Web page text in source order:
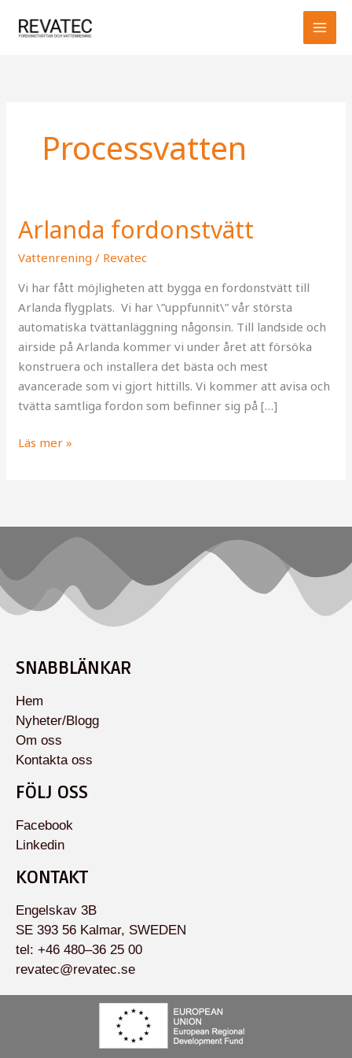
Processvatten
Arlanda fordonstvätt
Vattenrening / Revatec
Vi har fått möjligheten att bygga en fordonstvätt till
Arlanda flygplats. Vi har \”uppfunnit\” vår största
automatiska tvättanläggning någonsin. Till landside och
airside på Arlanda kommer vi under året att försöka
konstruera och installera det bästa och mest
avancerade som vi gjort hittills. Vi kommer att avisa och
tvätta samtliga fordon som befinner sig på […]
Arlanda
fordonstvätt
Läs mer »
SNABBLÄNKAR
Hem
Nyheter/Blogg
Om oss
Kontakta oss
FÖLJ OSS
Facebook
Linkedin
KONTAKT
Engelskav 3B
SE 393 56 Kalmar, SWEDEN
tel: +46 480–36 25 00
revatec@revatec.se